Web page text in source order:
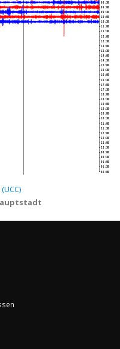
08:30
09:00
09:30
10:00
10:30
11:00
11:30
12:00
12:30
13:00
13:30
14:00
14:30
15:00
15:30
16:00
16:30
17:00
17:30
18:00
18:30
19:00
19:30
20:00
20:30
21:00
21:30
22:00
22:30
23:00
23:30
00:00
00:30
01:00
01:30
02:00